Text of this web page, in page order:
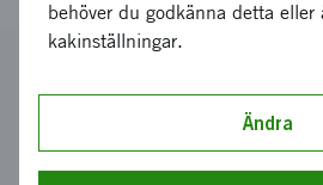
2024-02611
Reselo AB
behöver du godkänna detta eller
kakinställningar.
Ändra